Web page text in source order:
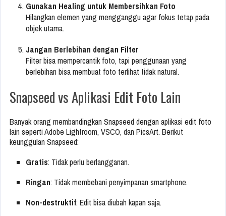
Gunakan Healing untuk Membersihkan Foto
Hilangkan elemen yang mengganggu agar fokus tetap pada
objek utama.
Jangan Berlebihan dengan Filter
Filter bisa mempercantik foto, tapi penggunaan yang
berlebihan bisa membuat foto terlihat tidak natural.
Snapseed vs Aplikasi Edit Foto Lain
Banyak orang membandingkan Snapseed dengan aplikasi edit foto
lain seperti Adobe Lightroom, VSCO, dan PicsArt. Berikut
keunggulan Snapseed:
Gratis: Tidak perlu berlangganan.
Ringan: Tidak membebani penyimpanan smartphone.
Non-destruktif: Edit bisa diubah kapan saja.